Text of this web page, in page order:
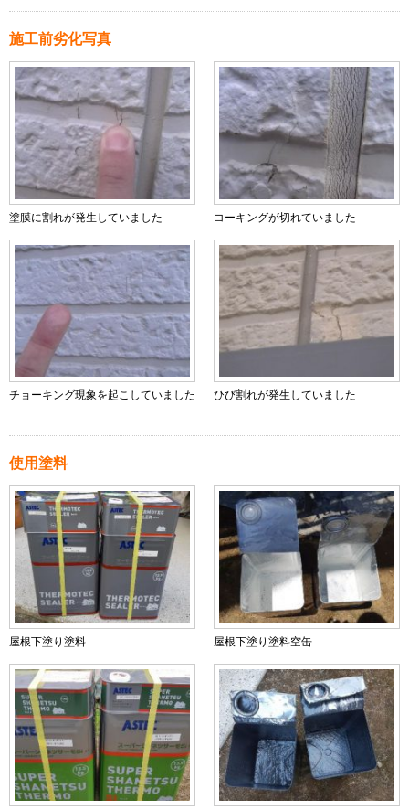
施工前劣化写真
塗膜に割れが発生していました コーキングが切れていました
チョーキング現象を起こしていました ひび割れが発生していました
使用塗料
屋根下塗り塗料 屋根下塗り塗料空缶